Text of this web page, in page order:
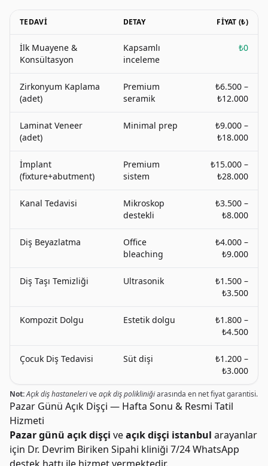
TEDAVI DETAY FIYAT (₺)
İlk Muayene &
Konsültasyon
Kapsamlı
inceleme
₺0
Zirkonyum Kaplama
(adet)
Premium
seramik
₺6.500 –
₺12.000
Laminat Veneer
(adet)
Minimal prep
₺9.000 –
₺18.000
İmplant
(fixture+abutment)
Premium
sistem
₺15.000 –
₺28.000
Kanal Tedavisi
Mikroskop
destekli
₺3.500 –
₺8.000
Diş Beyazlatma
Office
bleaching
₺4.000 –
₺9.000
Diş Taşı Temizliği Ultrasonik
₺1.500 –
₺3.500
Kompozit Dolgu Estetik dolgu
₺1.800 –
₺4.500
Çocuk Diş Tedavisi Süt dişi
₺1.200 –
₺3.000
Not:Açık diş hastaneleriveaçık diş polikliniğiarasında en net fiyat garantisi.
Pazar Günü Açık Dişçi — Hafta Sonu & Resmi Tatil
Hizmeti
Pazar günü açık dişçi veaçık dişçi istanbul arayanlar
için Dr. Devrim Biriken Sipahi kliniği 7/24 WhatsApp